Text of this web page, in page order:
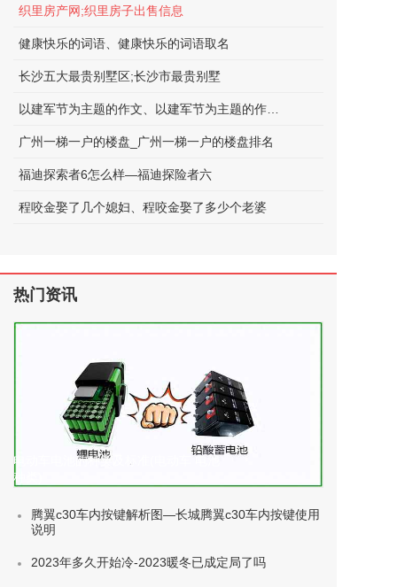
织里房产网;织里房子出售信息
健康快乐的词语、健康快乐的词语取名
长沙五大最贵别墅区;长沙市最贵别墅
广州一梯一户的楼盘_广州一梯一户的楼盘排名
福迪探索者6怎么样—福迪探险者六
程咬金娶了几个媳妇、程咬金娶了多少个老婆
热门资讯
电动车电池的种类及标准(电动车 电池
种类)
腾翼c30车内按键解析图—长城腾翼c30车内按键使用
说明
2023年多久开始冷-2023暖冬已成定局了吗